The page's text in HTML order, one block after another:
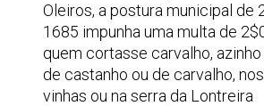
Oleiros, a postura municipal de
1685 impunha uma multa de
quem cortasse carvalho,
de castanho ou de carvalho,
vinhas ou na serra da Lontreira